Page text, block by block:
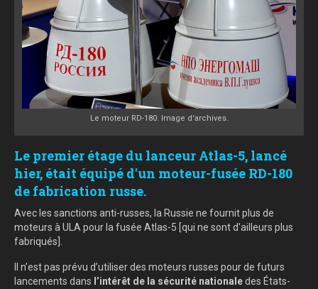
Le moteur RD-180. Image d'archives.
Le premier étage du lanceur Atlas-5, lancé
hier, était équipé d'un moteur-fusée RD-180
de fabrication russe.
Avec les sanctions anti-russes, la Russie ne fournit plus de
moteurs à ULA pour la fusée Atlas-5 [qui ne sont d'ailleurs plus
fabriqués].
Il n’est pas prévu d’utiliser des moteurs russes pour de futurs
lancements dans l’intérêt de la sécurité nationaledes États-